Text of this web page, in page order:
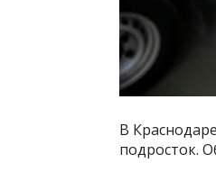
В
подросток.